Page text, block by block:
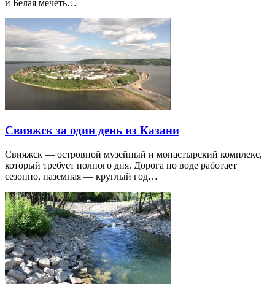
и Белая мечеть…
Свияжск за один день из Казани
Свияжск — островной музейный и монастырский комплекс,
который требует полного дня. Дорога по воде работает
сезонно, наземная — круглый год…